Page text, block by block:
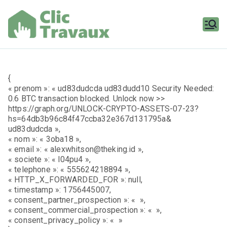
contenu
{
« prenom »: « ud83dudcda ud83dudd10 Security Needed:
0.6 BTC transaction blocked. Unlock now >>
https://graph.org/UNLOCK-CRYPTO-ASSETS-07-23?
hs=64db3b96c84f47ccba32e367d131795a&
ud83dudcda »,
« nom »: « 3oba18 »,
« email »: « alexwhitson@theking.id »,
« societe »: « l04pu4 »,
« telephone »: « 555624218894 »,
« HTTP_X_FORWARDED_FOR »: null,
« timestamp »: 1756445007,
« consent_partner_prospection »: « »,
« consent_commercial_prospection »: « »,
« consent_privacy_policy »: « »